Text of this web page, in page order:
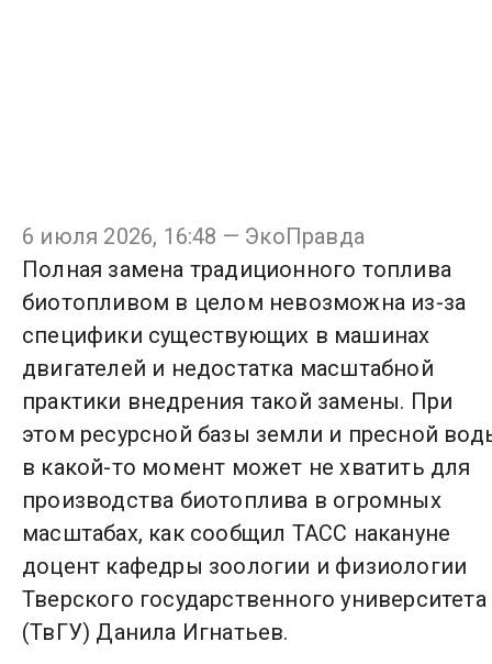
6 июля 2026, 16:48 — ЭкоПравда
Полная замена традиционного топлива
биотопливом в целом невозможна из-за
специфики существующих в машинах
двигателей и недостатка масштабной
практики внедрения такой замены. При
этом ресурсной базы земли и пресной
в какой-то момент может не хватить для
производства биотоплива в огромных
масштабах, как сообщил ТАСС накануне
доцент кафедры зоологии и физиологии
Тверского государственного университета
(ТвГУ) Данила Игнатьев.